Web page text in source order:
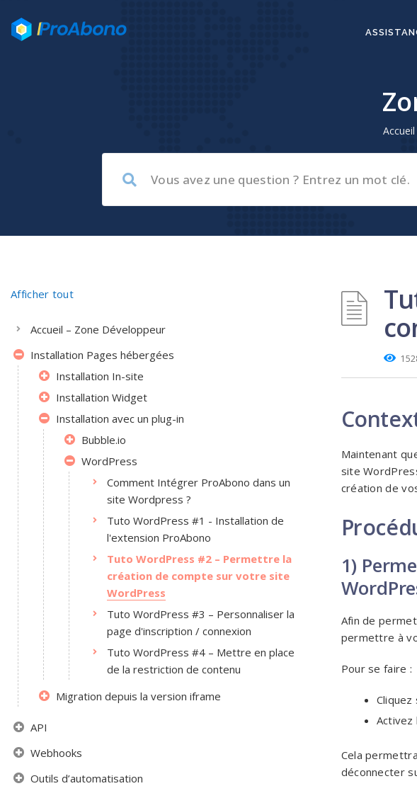
Accueil
Afficher tout
Accueil – Zone Développeur
Installation Pages hébergées
Installation In-site
Installation Widget
Installation avec un plug-in
Bubble.io
WordPress
Comment Intégrer ProAbono dans un
site Wordpress ?
Tuto WordPress #1 - Installation de
l'extension ProAbono
Tuto WordPress #2 – Permettre la
création de compte sur votre site
WordPress
Tuto WordPress #3 – Personnaliser la
page d'inscription / connexion
Tuto WordPress #4 – Mettre en place
de la restriction de contenu
Migration depuis la version iframe
API
Webhooks
Outils d’automatisation
Maintenant
site
création de
1)
Afin de
permettre à
Pour se faire :
Activez
Cela
déconnecter